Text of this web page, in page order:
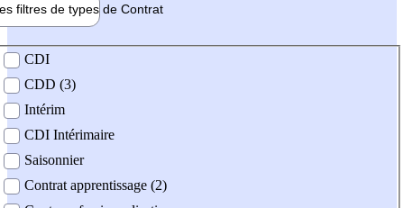
filtres de types de Contrat
contrat
CDI
CDD (3)
Intérim
CDI Intérimaire
Saisonnier
Contrat apprentissage (2)